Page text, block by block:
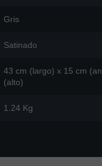
Gris
Satinado
43 cm (largo) x 15 cm
(alto)
1.24 Kg